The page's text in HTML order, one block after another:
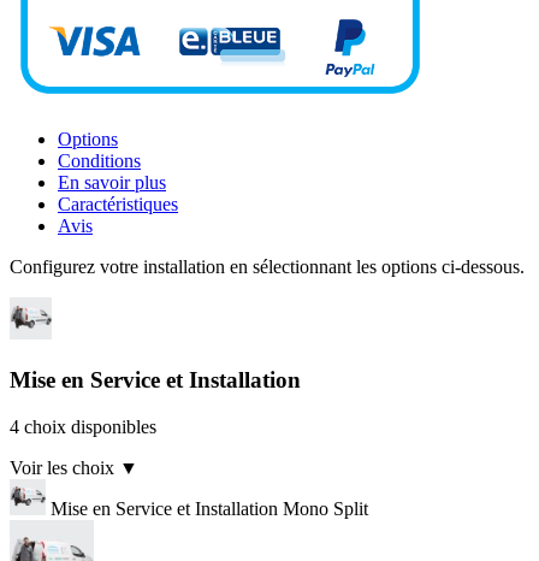
Options
Conditions
En savoir plus
Caractéristiques
Avis
Configurez votre installation en sélectionnant les options ci-dessous.
Mise en Service et Installation
4 choix disponibles
Voir les choix ▼
Mise en Service et Installation Mono Split